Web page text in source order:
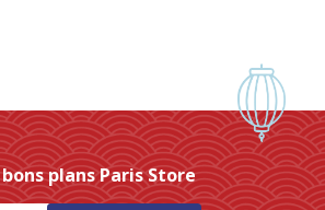
plans Paris Store